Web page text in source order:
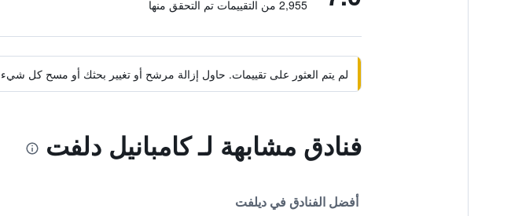
2,955 من التقييمات تم التحقق منها
لم يتم العثور على تقييمات. حاول إزالة مرشح أو تغيير بحثك أو مسح كل
فنادق مشابهة لـ كامبانيل دلفت
أفضل الفنادق في ديلفت